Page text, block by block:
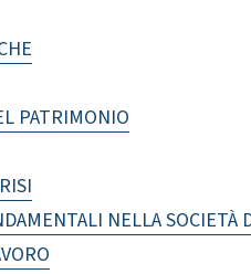
PATRIMONIO
NELLA SOCIETÀ